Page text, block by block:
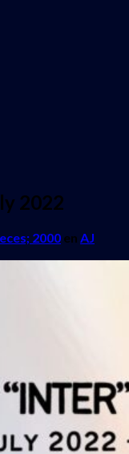
2022
2000 en AJ